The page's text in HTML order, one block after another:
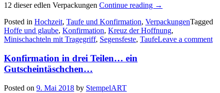
12 dieser edlen Verpackungen Continue reading „Konfirmation
drei
Teilen…
eine
→
Posted in Hochzeit, Taufe und Konfirmation, VerpackungenTagged
Hoffe und glaube, Konfirmation, Kreuz der Hoffnung,
Minischachteln mit Tragegriff, Segensfeste, TaufeLeave a comment
Konfirmation in drei Teilen… ein
Gutscheintäschchen…
Posted on 9. Mai 2018 by StempelART